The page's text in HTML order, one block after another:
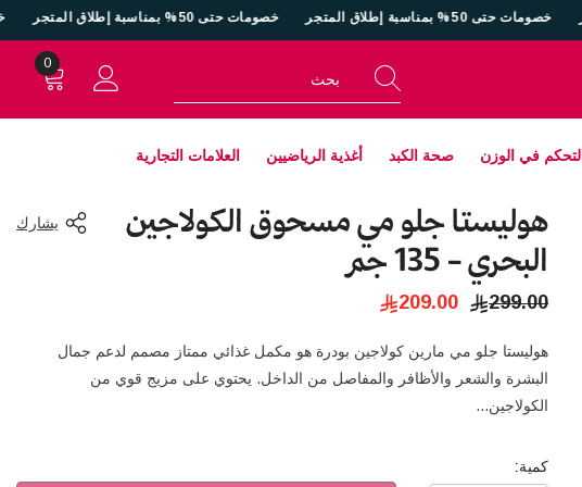
خصومات حتى 50% بمناسبة إطلاق المتجر خصومات حتى 50% بمناسبة إطلاق المتجر
0
0
أغراض
التحكم في الوزن صحة الكبد أغذية الرياضيين العلامات التجارية
هوليستا جلو مي مسحوق الكولاجين
البحري - 135 جم
يشارك
299.00
209.00
هوليستا جلو مي مارين كولاجين بودرة هو مكمل غذائي ممتاز مصمم لدعم جمال
البشرة والشعر والأظافر والمفاصل من الداخل. يحتوي على مزيج قوي من
الكولاجين...
كمية: